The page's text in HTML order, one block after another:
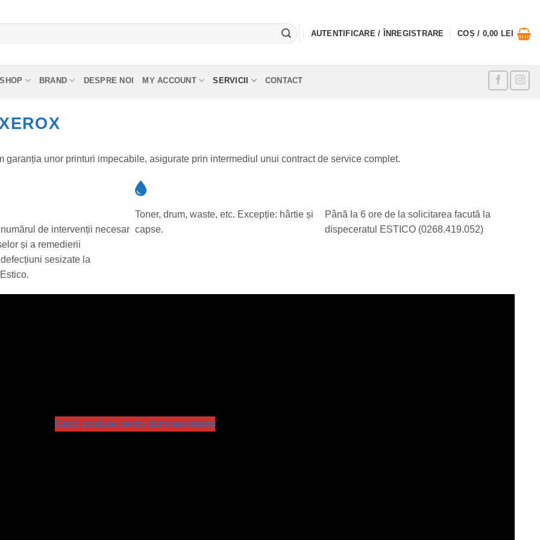
AUTENTIFICARE / ÎNREGISTRARE COȘ / 0,00 LEI
SHOP BRAND DESPRE NOI MY ACCOUNT SERVICII CONTACT
unor printuri impecabile, asigurate prin intermediul unui contract de service complet.
numărul de intervenții necesar
și a remedierii
sesizate la
Toner, drum, waste, etc. Excepție: hârtie și
capse.
Până la 6 ore de la solicitarea facută la
dispeceratul ESTICO (0268.419.052)
Gasiti produse pentru dumneavoastra